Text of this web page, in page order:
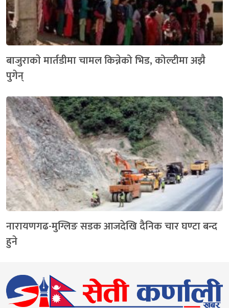
बाजुराकाे मार्तडीमा चामल किन्नेको भिड, कोल्टीमा अझै
पुगेन्
नारायणगढ-मुग्लिङ सडक आजदेखि दैनिक चार घण्टा बन्द
हुने